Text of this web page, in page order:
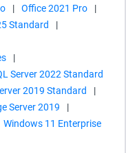
| Office 2021 Pro
|
Standard
|
|
Server 2022 Standard
2019 Standard
|
Server 2019
|
Windows 11 Enterprise